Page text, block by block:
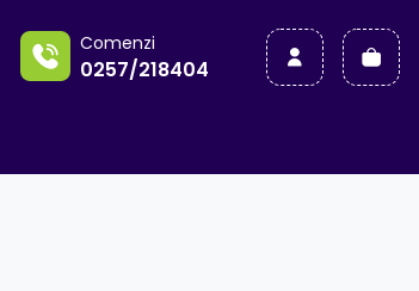
Comenzi
0257/218404